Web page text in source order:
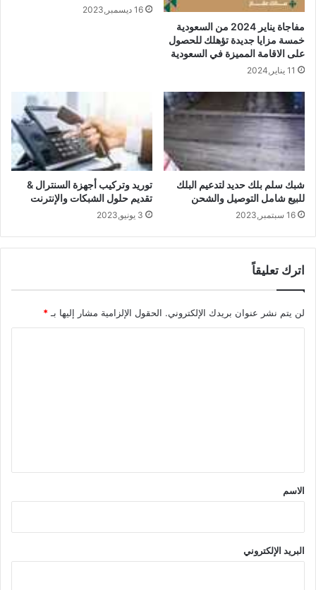
مفاجاة يناير 2024 من السعودية
خمسة مزايا جديدة تؤهلك للحصول
على الاقامة المميزة في السعودية
11 يناير,2024
16 ديسمبر,2023
شبك سلم بلك حديد لتدعيم البلك
للبيع شامل التوصيل والشحن
16 سبتمبر,2023
توريد وتركيب أجهزة السنترال &
تقديم حلول الشبكات والإنترنت
3 يونيو,2023
اترك تعليقاً
لن يتم نشر عنوان بريدك الإلكتروني. الحقول الإلزامية مشار إليها بـ *
*
الاسم
البريد الإلكتروني